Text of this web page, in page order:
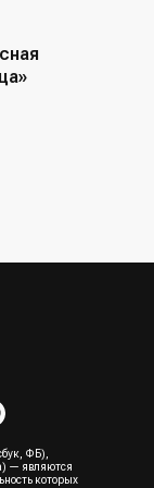
ФБ),
— являются
которых